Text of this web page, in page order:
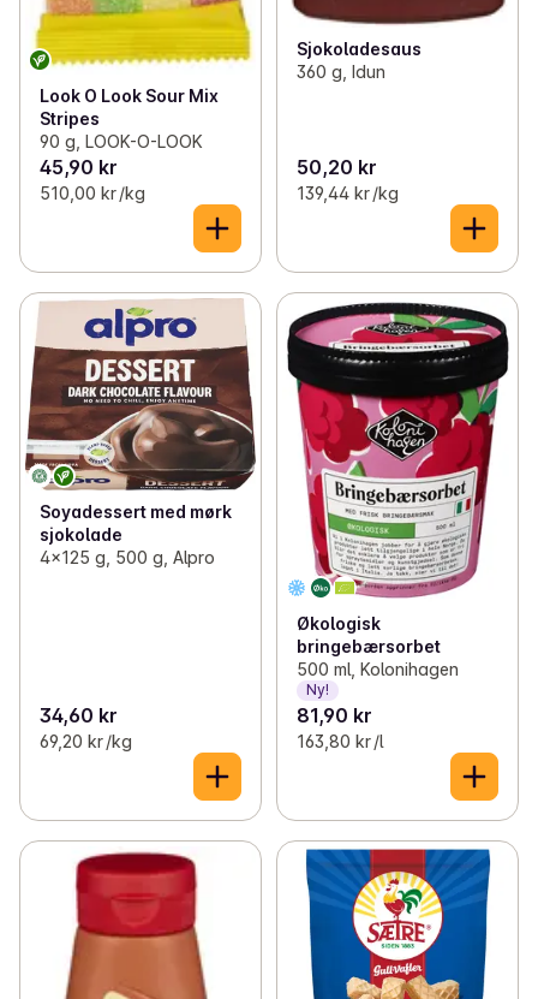
Look O Look Sour Mix
Stripes
90 g, LOOK-O-LOOK
45,90 kr
510,00 kr /kg
Sjokoladesaus
360 g, Idun
50,20 kr
139,44 kr /kg
Soyadessert med mørk
sjokolade
4x125 g, 500 g, Alpro
34,60 kr
69,20 kr /kg
Økologisk
bringebærsorbet
500 ml, Kolonihagen
Ny!
81,90 kr
163,80 kr /l